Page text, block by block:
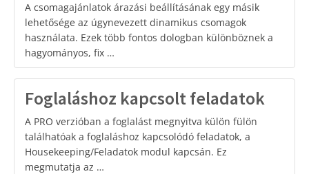
A csomagajánlatok árazási beállításának egy másik
lehetősége az úgynevezett dinamikus csomagok
használata. Ezek több fontos dologban különböznek a
hagyományos, fix …
Foglaláshoz kapcsolt feladatok
A PRO verzióban a foglalást megnyitva külön fülön
találhatóak a foglaláshoz kapcsolódó feladatok, a
Housekeeping/Feladatok modul kapcsán. Ez
megmutatja az …